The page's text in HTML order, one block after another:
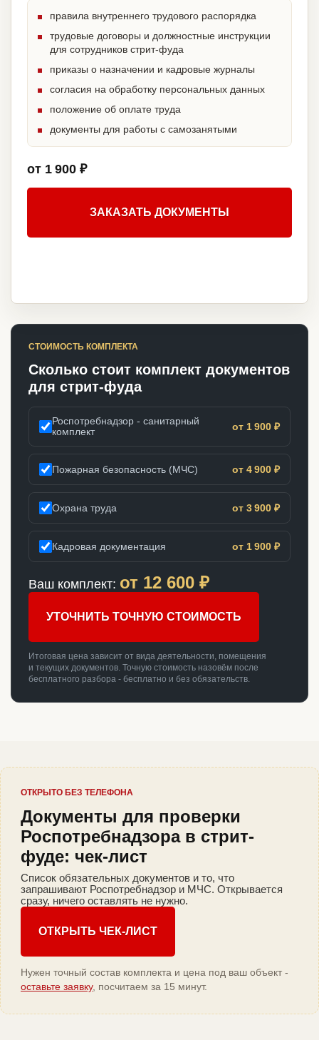
правила внутреннего трудового распорядка
трудовые договоры и должностные инструкции
для сотрудников стрит-фуда
приказы о назначении и кадровые журналы
согласия на обработку персональных данных
положение об оплате труда
документы для работы с самозанятыми
от 1 900 ₽
ЗАКАЗАТЬ ДОКУМЕНТЫ
СТОИМОСТЬ КОМПЛЕКТА
Сколько стоит комплект документов
для стрит-фуда
Роспотребнадзор - санитарный
комплект
от 1 900 ₽
Пожарная безопасность (МЧС) от 4 900 ₽
Охрана труда от 3 900 ₽
Кадровая документация от 1 900 ₽
Ваш комплект: от 12 600 ₽
УТОЧНИТЬ ТОЧНУЮ СТОИМОСТЬ
Итоговая цена зависит от вида деятельности, помещения
и текущих документов. Точную стоимость назовём после
бесплатного разбора - бесплатно и без обязательств.
ОТКРЫТО БЕЗ ТЕЛЕФОНА
Документы для проверки
Роспотребнадзора в стрит-
фуде: чек-лист
Список обязательных документов и то, что
запрашивают Роспотребнадзор и МЧС. Открывается
сразу, ничего оставлять не нужно.
ОТКРЫТЬ ЧЕК-ЛИСТ
Нужен точный состав комплекта и цена под ваш объект -
оставьте заявку, посчитаем за 15 минут.